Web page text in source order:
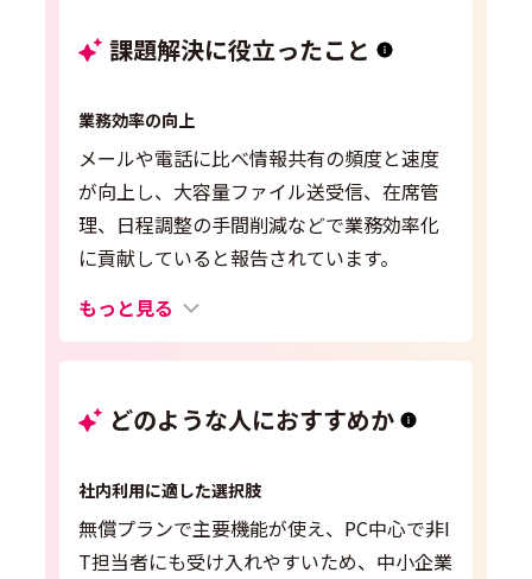
課題解決に役立ったこと
業務効率の向上
メールや電話に比べ情報共有の頻度と速度
が向上し、大容量ファイル送受信、在席管
理、日程調整の手間削減などで業務効率化
に貢献していると報告されています。
もっと見る
どのような人におすすめか
社内利用に適した選択肢
無償プランで主要機能が使え、PC中心で非I
T担当者にも受け入れやすいため、中小企業